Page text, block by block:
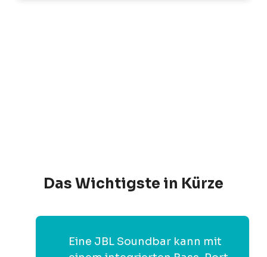
Das Wichtigste in Kürze
Eine JBL Soundbar kann mit